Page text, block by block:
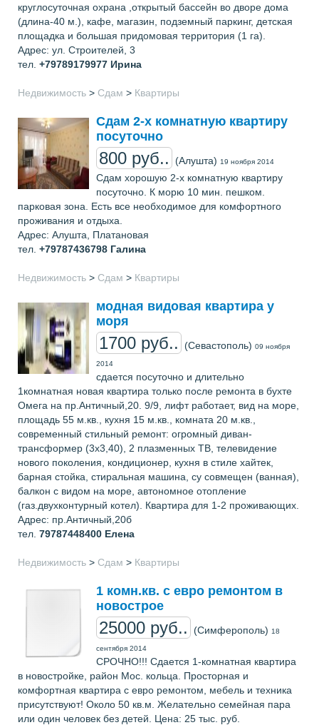
круглосуточная охрана ,открытый бассейн во дворе дома
(длина-40 м.), кафе, магазин, подземный паркинг, детская
площадка и большая придомовая территория (1 га).
Адрес: ул. Строителей, 3
тел. +79789179977 Ирина
Недвижимость > Сдам > Квартиры
Сдам 2-х комнатную квартиру
посуточно
800 руб.. (Алушта) 19 ноября 2014
Сдам хорошую 2-х комнатную квартиру
посуточно. К морю 10 мин. пешком.
парковая зона. Есть все необходимое для комфортного
проживания и отдыха.
Адрес: Алушта, Платановая
тел. +79787436798 Галина
Недвижимость > Сдам > Квартиры
модная видовая квартира у
моря
1700 руб.. (Севастополь) 09 ноября
2014
сдается посуточно и длительно
1комнатная новая квартира только после ремонта в бухте
Омега на пр.Античный,20. 9/9, лифт работает, вид на море,
площадь 55 м.кв., кухня 15 м.кв., комната 20 м.кв.,
современный стильный ремонт: огромный диван-
трансформер (3х3,40), 2 плазменных ТВ, телевидение
нового поколения, кондиционер, кухня в стиле хайтек,
барная стойка, стиральная машина, су совмещен (ванная),
балкон с видом на море, автономное отопление
(газ.двухконтурный котел). Квартира для 1-2 проживающих.
Адрес: пр.Античный,20б
тел. 79787448400 Елена
Недвижимость > Сдам > Квартиры
1 комн.кв. с евро ремонтом в
новострое
25000 руб.. (Симферополь) 18
сентября 2014
СРОЧНО!!! Сдается 1-комнатная квартира
в новостройке, район Мос. кольца. Просторная и
комфортная квартира с евро ремонтом, мебель и техника
присутствуют! Около 50 кв.м. Желательно семейная пара
или один человек без детей. Цена: 25 тыс. руб.